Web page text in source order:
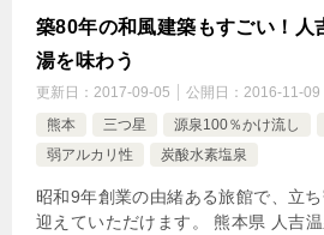
築80年の和風建築もすごい！人
湯を味わう
更新日： 2017-09-05 公開日： 2016-11-09
熊本
三つ星 源泉100％かけ流し
弱アルカリ性
炭酸水素塩泉
昭和9年創業の由緒ある旅館で、立
迎えていただけます。 熊本県 人吉